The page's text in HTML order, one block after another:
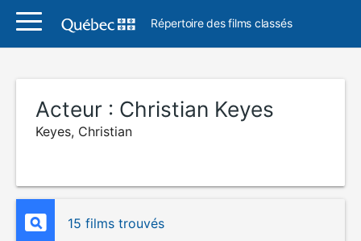
Répertoire des films classés
Acteur : Christian Keyes
Keyes, Christian
15 films trouvés